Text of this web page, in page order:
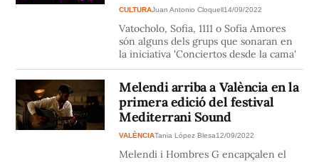
CULTURAJuan Antonio Cloquell14/09/2022
Vatocholo, Sofia, 1111 o Sofía Amores
són alguns dels grups que sonaran en
la iniciativa 'Conciertos desde la cama'
Melendi arriba a València en la
primera edició del festival
Mediterrani Sound
VALÈNCIATania López Blesa12/09/2022
Melendi i Hombres G encapçalen el